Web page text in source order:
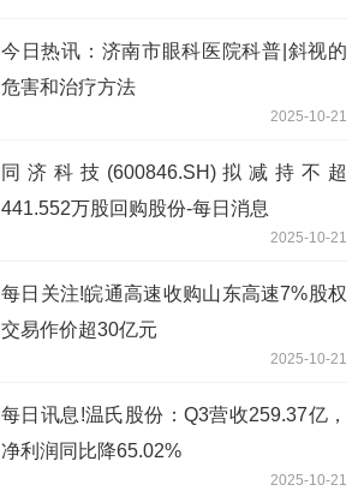
今日热讯：济南市眼科医院科普|斜视的
危害和治疗方法
2025-10-21
同济科技(600846.SH)拟减持不超
441.552万股回购股份-每日消息
2025-10-21
每日关注!皖通高速收购山东高速7%股权
交易作价超30亿元
2025-10-21
每日讯息!温氏股份：Q3营收259.37亿，
净利润同比降65.02%
2025-10-21